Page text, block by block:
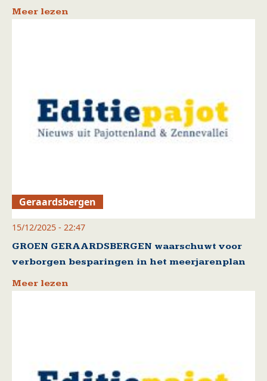
Meer lezen
Geraardsbergen
15/12/2025 - 22:47
GROEN GERAARDSBERGEN waarschuwt voor
verborgen besparingen in het meerjarenplan
Meer lezen